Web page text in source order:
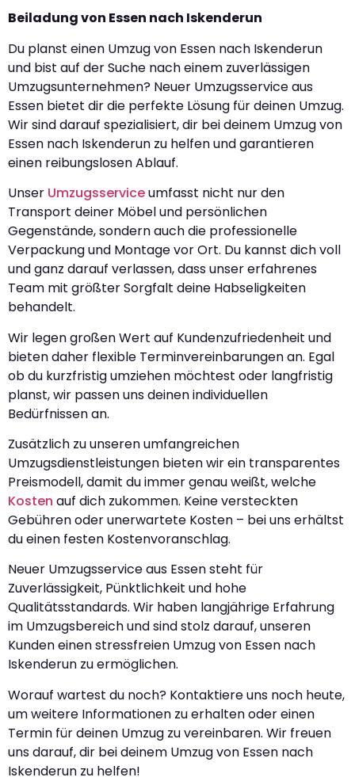
Beiladung von Essen nach Iskenderun
Du planst einen Umzug von Essen nach Iskenderun
und bist auf der Suche nach einem zuverlässigen
Umzugsunternehmen? Neuer Umzugsservice aus
Essen bietet dir die perfekte Lösung für deinen Umzug.
Wir sind darauf spezialisiert, dir bei deinem Umzug von
Essen nach Iskenderun zu helfen und garantieren
einen reibungslosen Ablauf.
Unser Umzugsserviceumfasst nicht nur den
Transport deiner Möbel und persönlichen
Gegenstände, sondern auch die professionelle
Verpackung und Montage vor Ort. Du kannst dich voll
und ganz darauf verlassen, dass unser erfahrenes
Team mit größter Sorgfalt deine Habseligkeiten
behandelt.
Wir legen großen Wert auf Kundenzufriedenheit und
bieten daher flexible Terminvereinbarungen an. Egal
ob du kurzfristig umziehen möchtest oder langfristig
planst, wir passen uns deinen individuellen
Bedürfnissen an.
Zusätzlich zu unseren umfangreichen
Umzugsdienstleistungen bieten wir ein transparentes
Preismodell, damit du immer genau weißt, welche
Kosten auf dich zukommen. Keine versteckten
Gebühren oder unerwartete Kosten – bei uns erhältst
du einen festen Kostenvoranschlag.
Neuer Umzugsservice aus Essen steht für
Zuverlässigkeit, Pünktlichkeit und hohe
Qualitätsstandards. Wir haben langjährige Erfahrung
im Umzugsbereich und sind stolz darauf, unseren
Kunden einen stressfreien Umzug von Essen nach
Iskenderun zu ermöglichen.
Worauf wartest du noch? Kontaktiere uns noch heute,
um weitere Informationen zu erhalten oder einen
Termin für deinen Umzug zu vereinbaren. Wir freuen
uns darauf, dir bei deinem Umzug von Essen nach
Iskenderun zu helfen!